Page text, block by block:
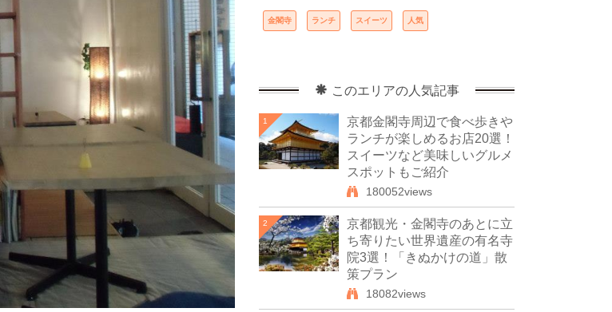
金閣寺 ランチ スイーツ 人気
このエリアの人気記事
1
京都金閣寺周辺で食べ歩きや
ランチが楽しめるお店20選！
スイーツなど美味しいグルメ
スポットもご紹介
180052views
2
京都観光・金閣寺のあとに立
ち寄りたい世界遺産の有名寺
院3選！「きぬかけの道」散
策プラン
18082views